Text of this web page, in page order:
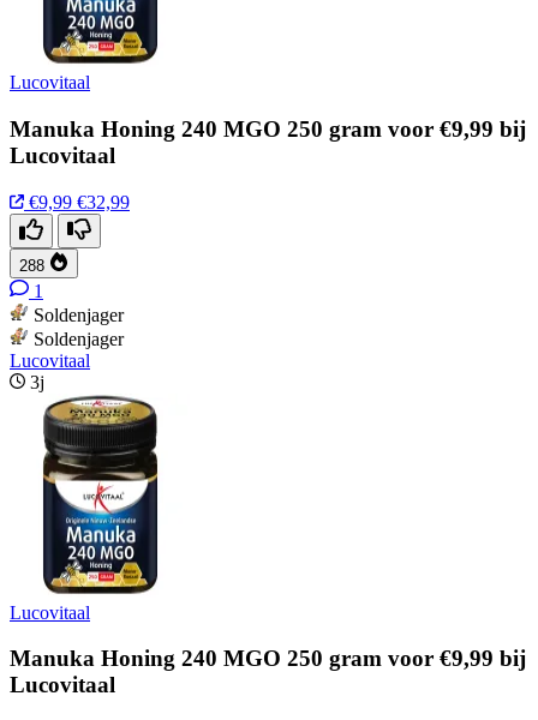
Lucovitaal
Manuka Honing 240 MGO 250 gram voor €9,99 bij
Lucovitaal
€9,99 €32,99
288
1
Soldenjager
Soldenjager
Lucovitaal
3j
Lucovitaal
Manuka Honing 240 MGO 250 gram voor €9,99 bij
Lucovitaal